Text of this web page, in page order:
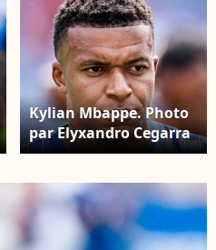
Kylian Mbappe. Photo
par Elyxandro Cegarra
/ PsnewZ / Bestimage